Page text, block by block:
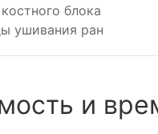
блока
ушивания ран
и